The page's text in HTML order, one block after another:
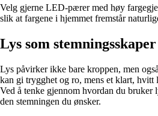
Velg gjerne LED-pærer med høy
slik at fargene i hjemmet fremstår
Lys som stemningsskaper
Lys påvirker ikke bare kroppen, men
kan gi trygghet og ro, mens et klart, hvitt
Ved å tenke gjennom hvordan du bruker
den stemningen du ønsker.